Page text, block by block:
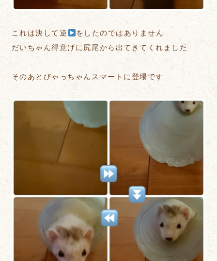
これは決して逆
をしたのではありません
だいちゃん得意げに尻尾から出てきてくれました
そのあとびゃっちゃんスマートに登場です